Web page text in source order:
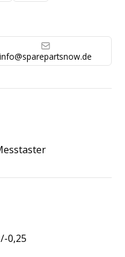
0,25
info@sparepartsnow.de